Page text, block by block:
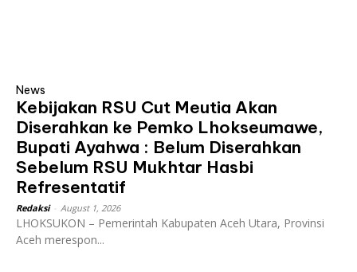
News
Kebijakan RSU Cut Meutia Akan
Diserahkan ke Pemko Lhokseumawe,
Bupati Ayahwa : Belum Diserahkan
Sebelum RSU Mukhtar Hasbi
Refresentatif
Redaksi August 1, 2026
LHOKSUKON – Pemerintah Kabupaten Aceh Utara, Provinsi
Aceh merespon...